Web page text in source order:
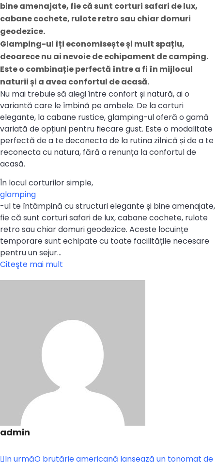
bine amenajate, fie că sunt corturi safari de lux,
cabane cochete, rulote retro sau chiar domuri
geodezice.
Glamping-ul îți economisește și mult spațiu,
deoarece nu ai nevoie de echipament de camping.
Este o combinație perfectă între a fi în mijlocul
naturii și a avea confortul de acasă.
Nu mai trebuie să alegi între confort și natură, ai o
variantă care le îmbină pe ambele. De la corturi
elegante, la cabane rustice, glamping-ul oferă o gamă
variată de opțiuni pentru fiecare gust. Este o modalitate
perfectă de a te deconecta de la rutina zilnică și de a te
reconecta cu natura, fără a renunța la confortul de
acasă.
În locul corturilor simple,
glamping
-ul te întâmpină cu structuri elegante și bine amenajate,
fie că sunt corturi safari de lux, cabane cochete, rulote
retro sau chiar domuri geodezice. Aceste locuințe
temporare sunt echipate cu toate facilitățile necesare
pentru un sejur…
Citeşte mai mult
admin
In urmăO brutărie americană lansează un tonomat de